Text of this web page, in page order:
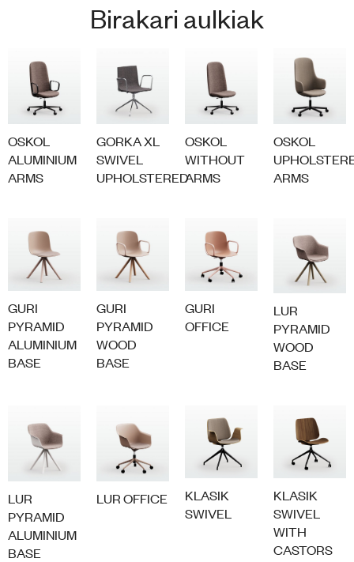
Birakari aulkiak
OSKOL
ALUMINIUM
ARMS
GORKA XL
SWIVEL
UPHOLSTERED
OSKOL
WITHOUT
ARMS
OSKOL
ARMS
GURI
PYRAMID
ALUMINIUM
BASE
GURI
PYRAMID
WOOD
BASE
GURI
OFFICE
LUR
PYRAMID
WOOD
BASE
LUR
PYRAMID
ALUMINIUM
BASE
LUR OFFICE
KLASIK
SWIVEL
KLASIK
SWIVEL
WITH
CASTORS